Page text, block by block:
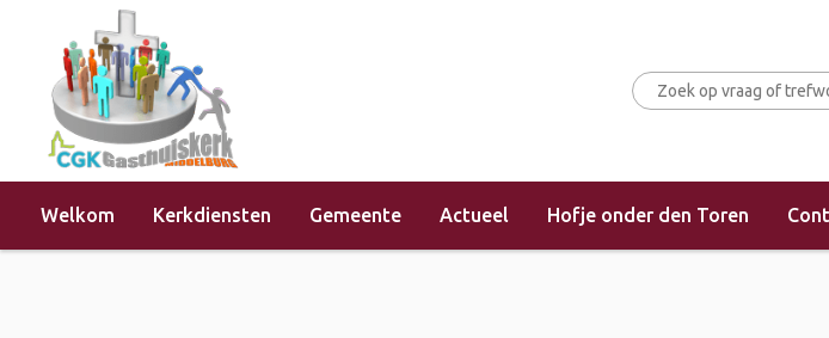
Welkom Kerkdiensten Gemeente Actueel Hofje onder den Toren
Home »Evenementen »Kerkdienst (morgendienst)